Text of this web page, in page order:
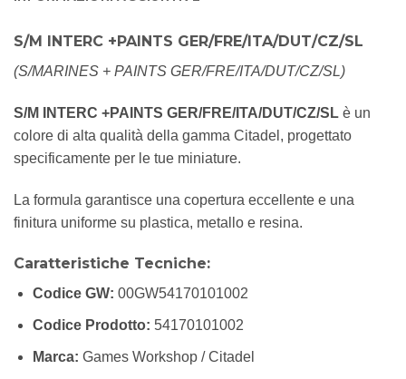
S/M INTERC +PAINTS GER/FRE/ITA/DUT/CZ/SL
(S/MARINES + PAINTS GER/FRE/ITA/DUT/CZ/SL)
S/M INTERC +PAINTS GER/FRE/ITA/DUT/CZ/SL è un
colore di alta qualità della gamma Citadel, progettato
specificamente per le tue miniature.
La formula garantisce una copertura eccellente e una
finitura uniforme su plastica, metallo e resina.
Caratteristiche Tecniche:
Codice GW: 00GW54170101002
Codice Prodotto: 54170101002
Marca: Games Workshop / Citadel